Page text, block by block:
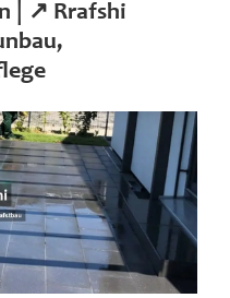
| ↗️ Rrafshi